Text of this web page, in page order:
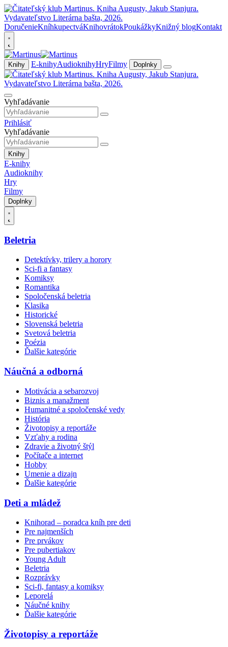
DoručenieKníhkupectváKnihovrátokPoukážkyKnižný blogKontakt
Knihy E-knihyAudioknihyHryFilmy Doplnky
Vyhľadávanie
Prihlásiť
Vyhľadávanie
Knihy
E-knihy
Audioknihy
Hry
Filmy
Doplnky
Beletria
Detektívky, trilery a horory
Sci-fi a fantasy
Komiksy
Romantika
Spoločenská beletria
Klasika
Historické
Slovenská beletria
Svetová beletria
Poézia
Ďalšie kategórie
Náučná a odborná
Motivácia a sebarozvoj
Biznis a manažment
Humanitné a spoločenské vedy
História
Životopisy a reportáže
Vzťahy a rodina
Zdravie a životný štýl
Počítače a internet
Hobby
Umenie a dizajn
Ďalšie kategórie
Deti a mládež
Knihorad – poradca kníh pre deti
Pre najmenších
Pre prvákov
Pre pubertiakov
Young Adult
Beletria
Rozprávky
Sci-fi, fantasy a komiksy
Leporelá
Náučné knihy
Ďalšie kategórie
Životopisy a reportáže